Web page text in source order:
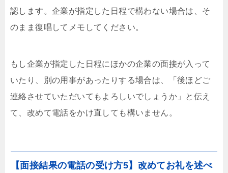
認します。企業が指定した日程で構わない場合は、そ
のまま復唱してメモしてください。
もし企業が指定した日程にほかの企業の面接が入って
いたり、別の用事があったりする場合は、「後ほどご
連絡させていただいてもよろしいでしょうか」と伝え
て、改めて電話をかけ直しても構いません。
【面接結果の電話の受け方5】改めてお礼を述べ